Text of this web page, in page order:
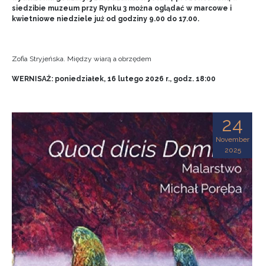
siedzibie muzeum przy Rynku 3 można oglądać w marcowe i
kwietniowe niedziele już od godziny 9.00 do 17.00.
Zofia Stryjeńska. Między wiarą a obrzędem
WERNISAŻ: poniedziałek, 16 lutego 2026 r., godz. 18:00
24
November
2025